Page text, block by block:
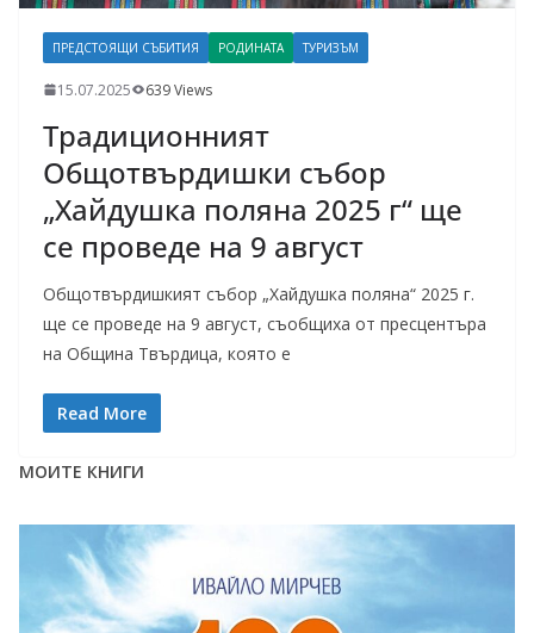
ПРЕДСТОЯЩИ СЪБИТИЯ РОДИНАТА ТУРИЗЪМ
15.07.2025 639 Views
Традиционният
Общотвърдишки събор
„Хайдушка поляна 2025 г“ ще
се проведе на 9 август
Общотвърдишкият събор „Хайдушка поляна“ 2025 г.
ще се проведе на 9 август, съобщиха от пресцентъра
на Община Твърдица, която е
Read More
МОИТЕ КНИГИ